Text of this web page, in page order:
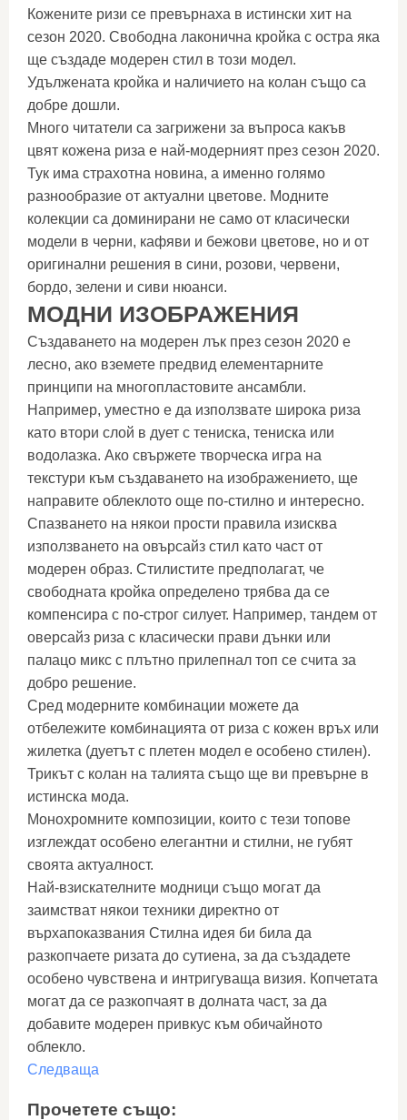
Кожените ризи се превърнаха в истински хит на
сезон 2020. Свободна лаконична кройка с остра яка
ще създаде модерен стил в този модел.
Удължената кройка и наличието на колан също са
добре дошли.
Много читатели са загрижени за въпроса какъв
цвят кожена риза е най-модерният през сезон 2020.
Тук има страхотна новина, а именно голямо
разнообразие от актуални цветове. Модните
колекции са доминирани не само от класически
модели в черни, кафяви и бежови цветове, но и от
оригинални решения в сини, розови, червени,
бордо, зелени и сиви нюанси.
МОДНИ ИЗОБРАЖЕНИЯ
Създаването на модерен лък през сезон 2020 е
лесно, ако вземете предвид елементарните
принципи на многопластовите ансамбли.
Например, уместно е да използвате широка риза
като втори слой в дует с тениска, тениска или
водолазка. Ако свържете творческа игра на
текстури към създаването на изображението, ще
направите облеклото още по-стилно и интересно.
Спазването на някои прости правила изисква
използването на овърсайз стил като част от
модерен образ. Стилистите предполагат, че
свободната кройка определено трябва да се
компенсира с по-строг силует. Например, тандем от
оверсайз риза с класически прави дънки или
палацо микс с плътно прилепнал топ се счита за
добро решение.
Сред модерните комбинации можете да
отбележите комбинацията от риза с кожен връх или
жилетка (дуетът с плетен модел е особено стилен).
Трикът с колан на талията също ще ви превърне в
истинска мода.
Монохромните композиции, които с тези топове
изглеждат особено елегантни и стилни, не губят
своята актуалност.
Най-взискателните модници също могат да
заимстват някои техники директно от
върхапоказвания Стилна идея би била да
разкопчаете ризата до сутиена, за да създадете
особено чувствена и интригуваща визия. Копчетата
могат да се разкопчаят в долната част, за да
добавите модерен привкус към обичайното
облекло.
Следваща
Прочетете също: